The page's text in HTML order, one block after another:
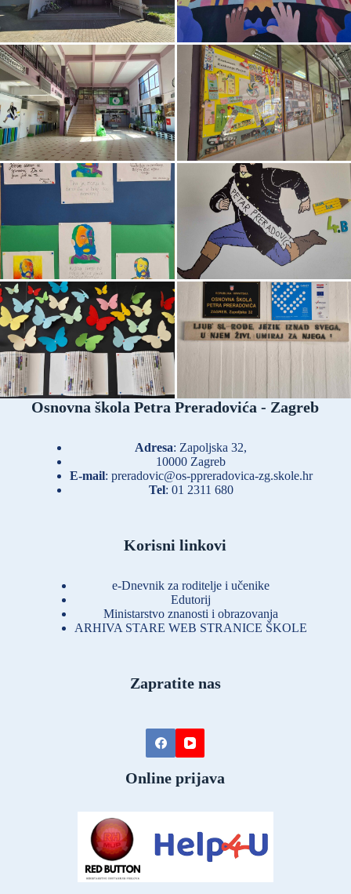
Osnovna škola Petra Preradovića - Zagreb
Adresa: Zapoljska 32,
10000 Zagreb
E-mail: preradovic@os-ppreradovica-zg.skole.hr
Tel: 01 2311 680
Korisni linkovi
e-Dnevnik za roditelje i učenike
Edutorij
Ministarstvo znanosti i obrazovanja
ARHIVA STARE WEB STRANICE ŠKOLE
Zapratite nas
Online prijava